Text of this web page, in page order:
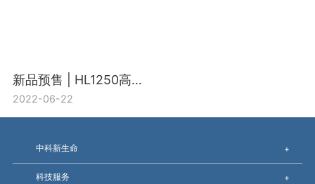
新品预售 | HL1250高通量靶向脂质组-精准定量上千个脂质
2022-06-22
中科新生命 +
科技服务 +